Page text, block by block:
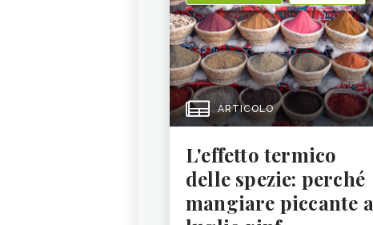
ARTICOLO
L'effetto termico
delle spezie: perché
mangiare piccante a